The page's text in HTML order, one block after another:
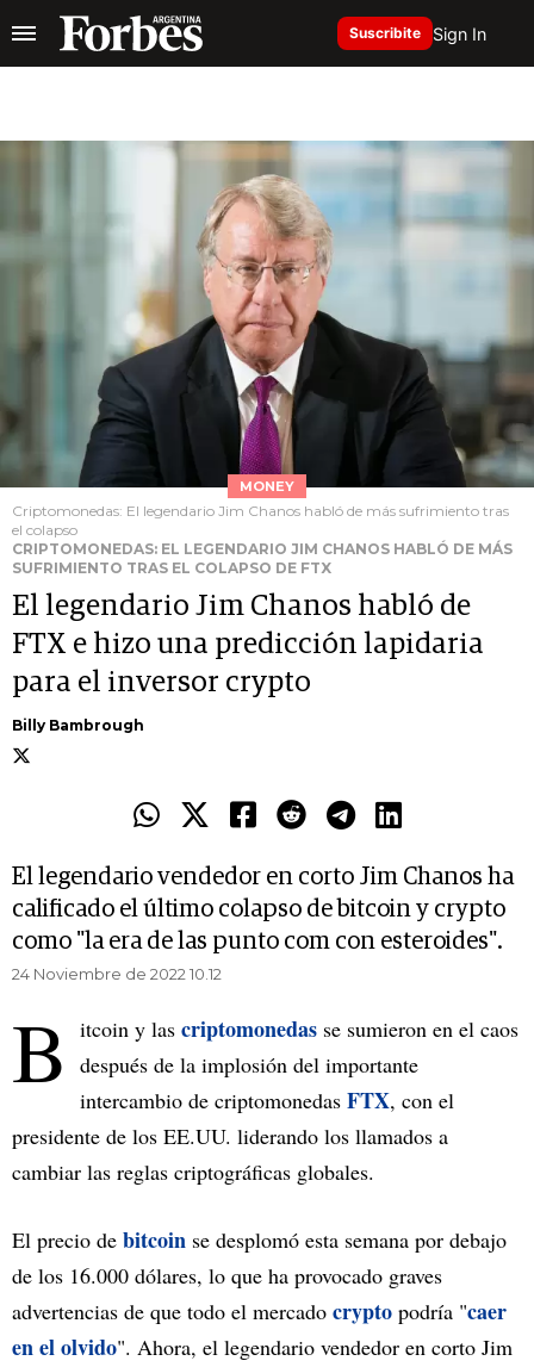
Suscribite Sign In
MONEY
Criptomonedas: El legendario Jim Chanos habló de más sufrimiento tras
el colapso
CRIPTOMONEDAS: EL LEGENDARIO JIM CHANOS HABLÓ DE MÁS
SUFRIMIENTO TRAS EL COLAPSO DE FTX
El legendario Jim Chanos habló de
FTX e hizo una predicción lapidaria
para el inversor crypto
Billy Bambrough
El legendario vendedor en corto Jim Chanos ha
calificado el último colapso de bitcoin y crypto
como "la era de las punto com con esteroides".
24 Noviembre de 2022 10.12
B itcoin y las criptomonedas se sumieron en el caos
después de la implosión del importante
intercambio de criptomonedas FTX, con el
presidente de los EE.UU. liderando los llamados a
cambiar las reglas criptográficas globales.
El precio de bitcoin se desplomó esta semana por debajo
de los 16.000 dólares, lo que ha provocado graves
advertencias de que todo el mercado crypto podría "caer
en el olvido". Ahora, el legendario vendedor en corto Jim